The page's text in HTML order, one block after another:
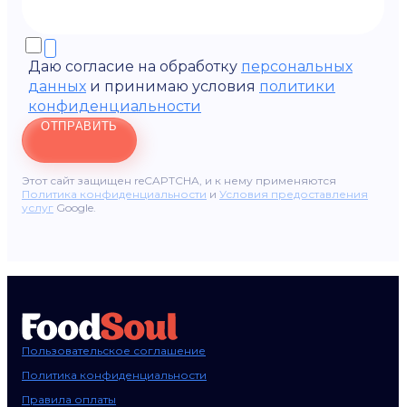
Даю согласие на обработку персональных
данных и принимаю условия политики
конфиденциальности
ОТПРАВИТЬ
Этот сайт защищен reCAPTCHA, и к нему применяются
Политика конфиденциальности и Условия предоставления
услуг Google.
Пользовательское соглашение
Политика конфиденциальности
Правила оплаты